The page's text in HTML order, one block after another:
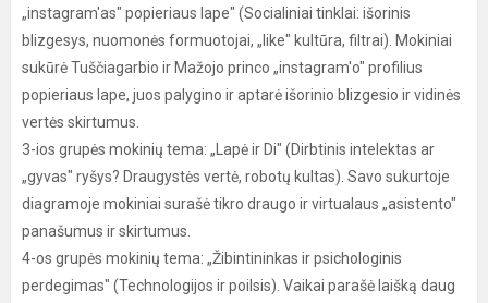
„instagram'as" popieriaus lape" (Socialiniai tinklai: išorinis
blizgesys, nuomonės formuotojai, „like" kultūra, filtrai). Mokiniai
sukūrė Tuščiagarbio ir Mažojo princo „instagram'o" profilius
popieriaus lape, juos palygino ir aptarė išorinio blizgesio ir vidinės
vertės skirtumus.
3-ios grupės mokinių tema: „Lapė ir Di" (Dirbtinis intelektas ar
„gyvas" ryšys? Draugystės vertė, robotų kultas). Savo sukurtoje
diagramoje mokiniai surašė tikro draugo ir virtualaus „asistento"
panašumus ir skirtumus.
4-os grupės mokinių tema: „Žibintininkas ir psichologinis
perdegimas" (Technologijos ir poilsis). Vaikai parašė laišką daug